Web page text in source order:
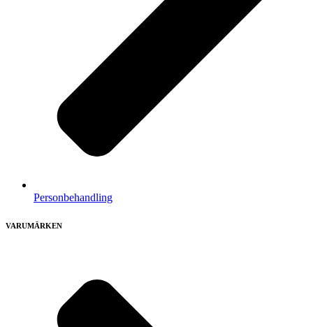
Personbehandling
VARUMÄRKEN